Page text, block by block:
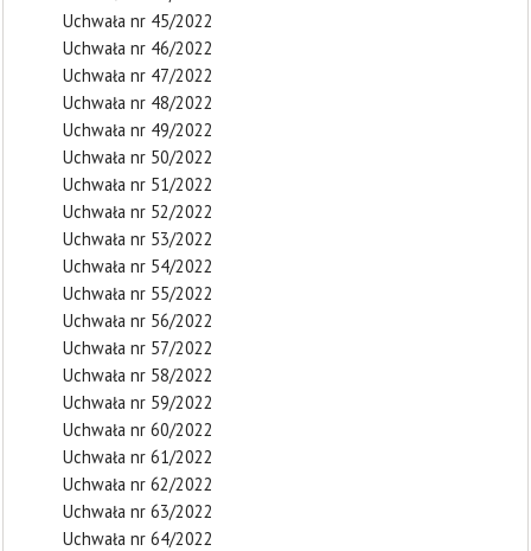
Uchwała nr 45/2022
Uchwała nr 46/2022
Uchwała nr 47/2022
Uchwała nr 48/2022
Uchwała nr 49/2022
Uchwała nr 50/2022
Uchwała nr 51/2022
Uchwała nr 52/2022
Uchwała nr 53/2022
Uchwała nr 54/2022
Uchwała nr 55/2022
Uchwała nr 56/2022
Uchwała nr 57/2022
Uchwała nr 58/2022
Uchwała nr 59/2022
Uchwała nr 60/2022
Uchwała nr 61/2022
Uchwała nr 62/2022
Uchwała nr 63/2022
Uchwała nr 64/2022